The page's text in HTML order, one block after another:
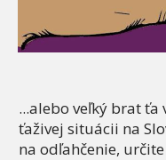
...alebo veľký brat
ťaživej situácii na
na odľahčenie,